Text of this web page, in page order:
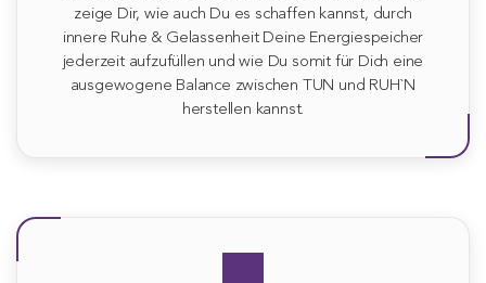
zeige Dir, wie auch Du es schaffen kannst, durch
innere Ruhe & Gelassenheit Deine Energiespeicher
jederzeit aufzufüllen und wie Du somit für Dich eine
ausgewogene Balance zwischen TUN und RUH`N
herstellen kannst.